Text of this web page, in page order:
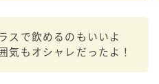
スで飲めるのもいいよ
気もオシャレだったよ！